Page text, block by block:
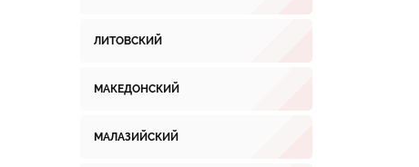
ЛИТОВСКИЙ
МАКЕДОНСКИЙ
МАЛАЗИЙСКИЙ